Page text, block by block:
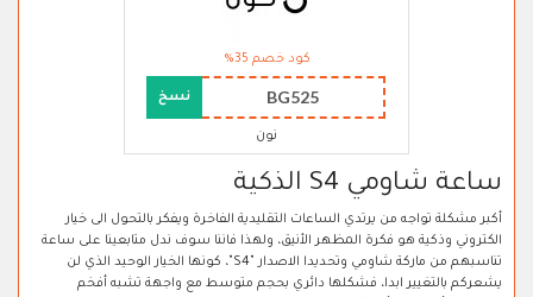
كود خصم 35%
BG525 نسخ
نون
ساعة شاومي S4 الذكية
أكبر مشكلة تواجه من يرتدي الساعات التقليدية الفاخرة ويفكر بالتحول الى خيار
الكتروني وذكية هو فكرة المظهر الأنيق، ولهذا فاننا سوف ندل متابعينا على ساعة
تناسبهم من ماركة شاومي وتحديدا الاصدار "S4"، كونها الخيار الوحيد الذي لن
يشعركم بالتغيير ابدا، فشكلها دائري بحجم متوسط مع واجهة تشبه أفخم